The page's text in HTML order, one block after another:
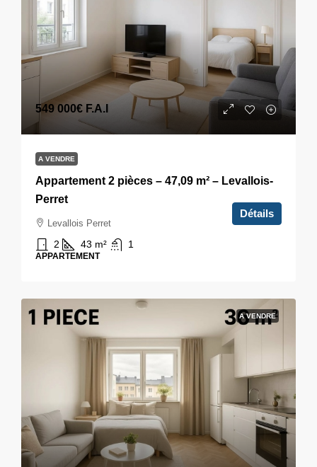
549 000€ F.A.I
A VENDRE
Appartement 2 pièces – 47,09 m² – Levallois-
Perret
Levallois Perret
2 43 m² 1
APPARTEMENT
Détails
A VENDRE